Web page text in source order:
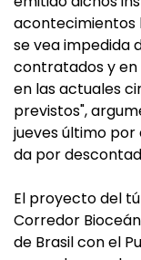
acontecimientos
se vea impedida
contratados y
en las actuales
previstos",
jueves último por
da por
El proyecto del
Corredor
de Brasil con el